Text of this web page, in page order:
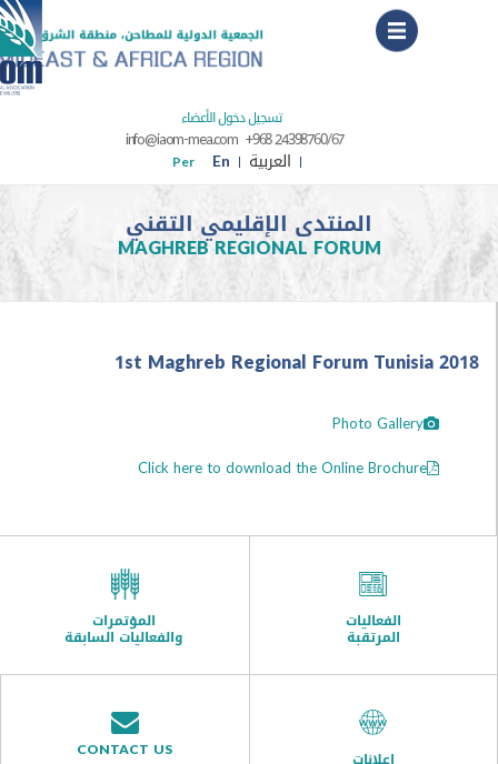
تسجيل دخول الأعضاء
info@iaom-mea.com +968 24398760/67
En
Per
‫المنتدى الإقليمي التقني
MAGHREB REGIONAL FORUM
1st Maghreb Regional Forum
Photo Gallery
Click here to download the Online Brochure
والفعاليات السابقة
CONTACT US
Menu